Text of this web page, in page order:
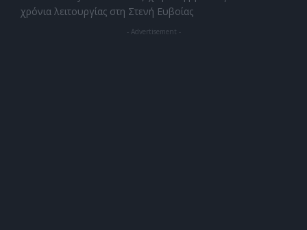
χρόνια λειτουργίας στη Στενή Ευβοίας
- Advertisement -